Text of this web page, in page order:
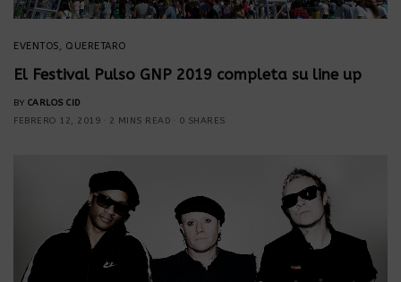
EVENTOS, QUERETARO
El Festival Pulso GNP 2019 completa su line up
BY CARLOS CID
FEBRERO 12, 2019
2 MINS READ 0 SHARES